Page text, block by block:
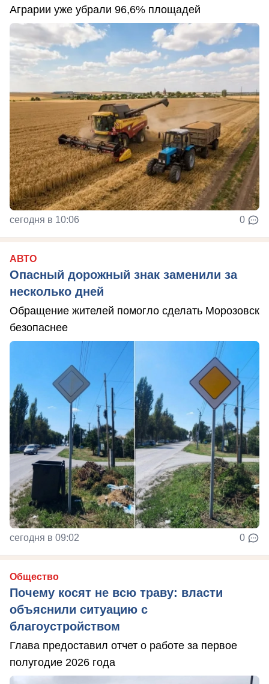
Аграрии уже убрали 96,6% площадей
сегодня в 10:06 0
АВТО
Опасный дорожный знак заменили за
несколько дней
Обращение жителей помогло сделать Морозовск
безопаснее
сегодня в 09:02 0
Общество
Почему косят не всю траву: власти
объяснили ситуацию с
благоустройством
Глава предоставил отчет о работе за первое
полугодие 2026 года